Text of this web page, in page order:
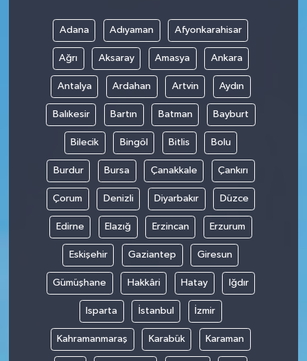
Adana Adıyaman Afyonkarahisar
Ağrı Aksaray Amasya Ankara
Antalya Ardahan Artvin Aydın
Balıkesir Bartın Batman Bayburt
Bilecik Bingöl Bitlis Bolu
Burdur Bursa Çanakkale Çankırı
Çorum Denizli Diyarbakır Düzce
Edirne Elazığ Erzincan Erzurum
Eskişehir Gaziantep Giresun
Gümüşhane Hakkâri Hatay Iğdır
Isparta İstanbul İzmir
Kahramanmaraş Karabük Karaman